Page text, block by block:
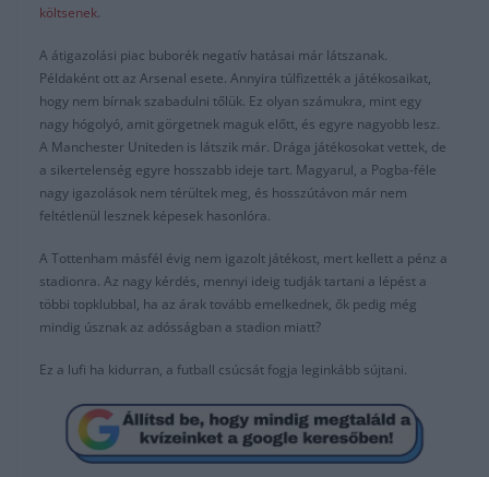
költsenek.
A átigazolási piac buborék negatív hatásai már látszanak.
Példaként ott az Arsenal esete. Annyira túlfizették a játékosaikat,
hogy nem bírnak szabadulni tőlük. Ez olyan számukra, mint egy
nagy hógolyó, amit görgetnek maguk előtt, és egyre nagyobb lesz.
A Manchester Uniteden is látszik már. Drága játékosokat vettek, de
a sikertelenség egyre hosszabb ideje tart. Magyarul, a Pogba-féle
nagy igazolások nem térültek meg, és hosszútávon már nem
feltétlenül lesznek képesek hasonlóra.
A Tottenham másfél évig nem igazolt játékost, mert kellett a pénz a
stadionra. Az nagy kérdés, mennyi ideig tudják tartani a lépést a
többi topklubbal, ha az árak tovább emelkednek, ők pedig még
mindig úsznak az adósságban a stadion miatt?
Ez a lufi ha kidurran, a futball csúcsát fogja leginkább sújtani.